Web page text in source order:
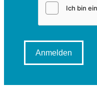
Anmelden